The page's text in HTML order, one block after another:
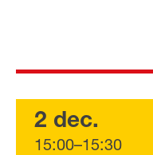
för dig som är anställd
2 dec.
15:00–15:30